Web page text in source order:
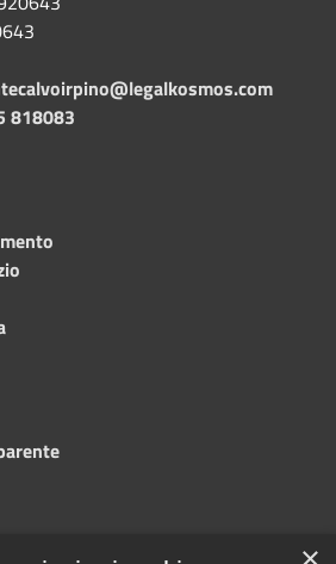
818083